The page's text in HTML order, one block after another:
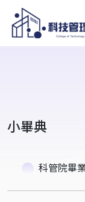
小畢典